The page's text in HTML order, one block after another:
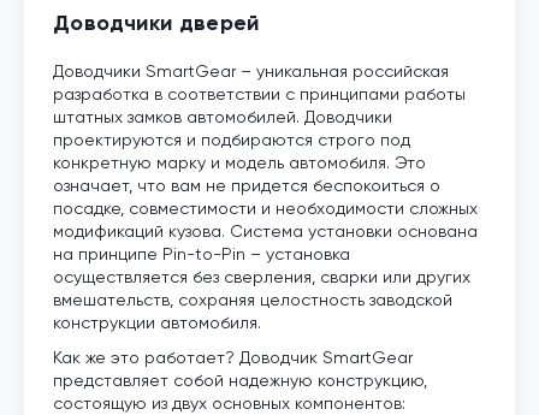
Доводчики дверей
Доводчики SmartGear – уникальная российская
разработка в соответствии с принципами работы
штатных замков автомобилей. Доводчики
проектируются и подбираются строго под
конкретную марку и модель автомобиля. Это
означает, что вам не придется беспокоиться о
посадке, совместимости и необходимости сложных
модификаций кузова. Система установки основана
на принципе Pin-to-Pin – установка
осуществляется без сверления, сварки или других
вмешательств, сохраняя целостность заводской
конструкции автомобиля.
Как же это работает? Доводчик SmartGear
представляет собой надежную конструкцию,
состоящую из двух основных компонентов: